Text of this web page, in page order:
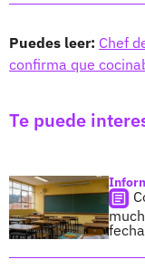
Puedes leer: Chef
confirma que
Te puede
fecha